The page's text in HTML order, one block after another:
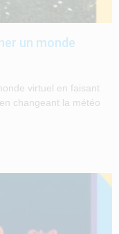
un monde
virtuel en faisant
en changeant la météo